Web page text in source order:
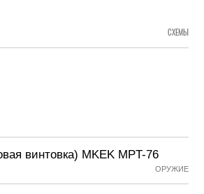
СХЕМЫ
винтовка) MKEK MPT-76
ОРУЖИЕ